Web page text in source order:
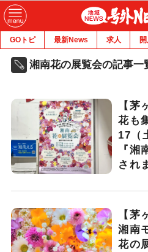
GOトピ 最新News 求人
湘南花の展覧会の記事一
【茅
花も
17（
『湘
され
【茅
湘南
花の